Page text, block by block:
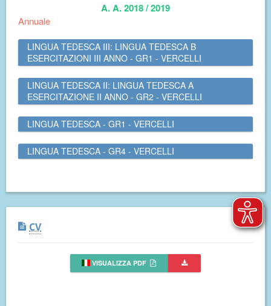
A. A. 2018 / 2019
Annuale
LINGUA TEDESCA III: LINGUA TEDESCA B
ESERCITAZIONI III ANNO - GR1 - VERCELLI
LINGUA TEDESCA II: LINGUA TEDESCA A
ESERCITAZIONE II ANNO - GR2 - VERCELLI
LINGUA TEDESCA - GR1 - VERCELLI
LINGUA TEDESCA - GR4 - VERCELLI
CV
VISUALIZZA PDF